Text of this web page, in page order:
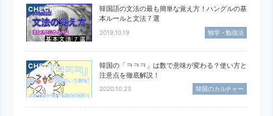
CHECK
韓国語の文法の最も簡単な覚え方！ハングルの基
本ルールと文法７選
2019.10.19 独学・勉強法
CHECK
韓国の「ㅋㅋㅋ」は数で意味が変わる？使い方と
注意点を徹底解説！
2020.10.23 韓国のカルチャー